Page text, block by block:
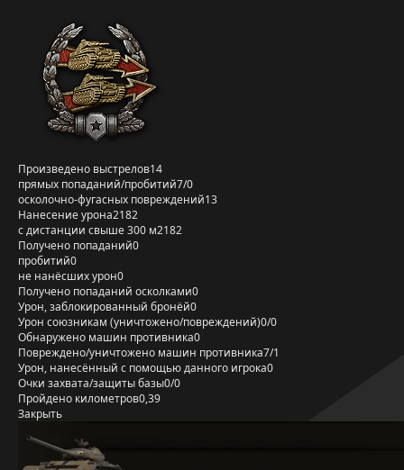
Произведено выстрелов14
прямых попаданий/пробитий7/0
осколочно-фугасных повреждений13
Нанесение урона2182
с дистанции свыше 300 м2182
Получено попаданий0
пробитий0
не нанёсших урон0
Получено попаданий осколками0
Урон, заблокированный бронёй0
Урон союзникам (уничтожено/повреждений)0/0
Обнаружено машин противника0
Повреждено/уничтожено машин противника7/1
Урон, нанесённый с помощью данного игрока0
Очки захвата/защиты базы0/0
Пройдено километров0,39
Закрыть